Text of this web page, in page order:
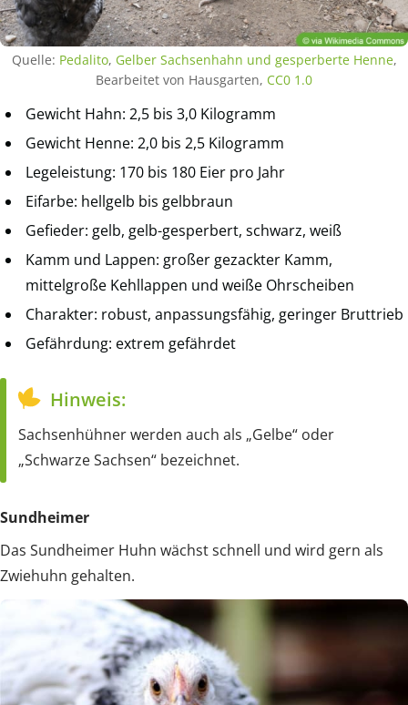
Quelle: Pedalito, Gelber Sachsenhahn und gesperberte Henne,
Bearbeitet von Hausgarten, CC0 1.0
Gewicht Hahn: 2,5 bis 3,0 Kilogramm
Gewicht Henne: 2,0 bis 2,5 Kilogramm
Legeleistung: 170 bis 180 Eier pro Jahr
Eifarbe: hellgelb bis gelbbraun
Gefieder: gelb, gelb-gesperbert, schwarz, weiß
Kamm und Lappen: großer gezackter Kamm,
mittelgroße Kehllappen und weiße Ohrscheiben
Charakter: robust, anpassungsfähig, geringer Bruttrieb
Gefährdung: extrem gefährdet
Hinweis:
Sachsenhühner werden auch als „Gelbe“ oder
„Schwarze Sachsen“ bezeichnet.
Sundheimer
Das Sundheimer Huhn wächst schnell und wird gern als
Zwiehuhn gehalten.